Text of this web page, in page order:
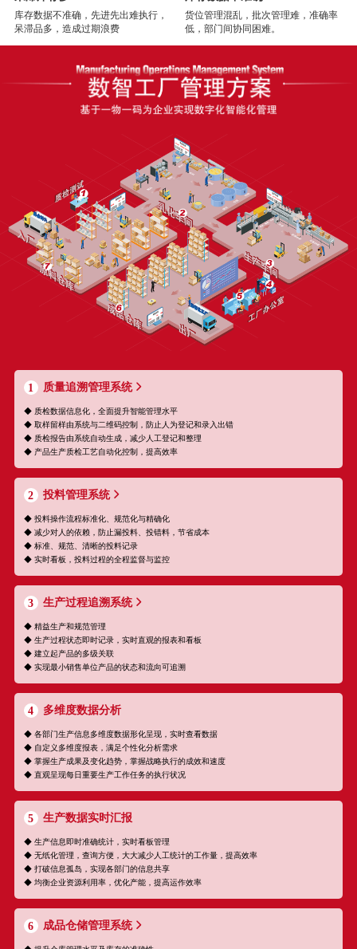
库存数据不准确，先进先出难执行，
呆滞品多，造成过期浪费
货位管理混乱，批次管理难，准确率
低，部门间协同困难。
1 质量追溯管理系统
◆ 质检数据信息化，全面提升智能管理水平
◆ 取样留样由系统与二维码控制，防止人为登记和录入出错
◆ 质检报告由系统自动生成，减少人工登记和整理
◆ 产品生产质检工艺自动化控制，提高效率
2 投料管理系统
◆ 投料操作流程标准化、规范化与精确化
◆ 减少对人的依赖，防止漏投料、投错料，节省成本
◆ 标准、规范、清晰的投料记录
◆ 实时看板，投料过程的全程监督与监控
3 生产过程追溯系统
◆ 精益生产和规范管理
◆ 生产过程状态即时记录，实时直观的报表和看板
◆ 建立起产品的多级关联
◆ 实现最小销售单位产品的状态和流向可追溯
4 多维度数据分析
◆ 各部门生产信息多维度数据形化呈现，实时查看数据
◆ 自定义多维度报表，满足个性化分析需求
◆ 掌握生产成果及变化趋势，掌握战略执行的成效和速度
◆ 直观呈现每日重要生产工作任务的执行状况
5 生产数据实时汇报
◆ 生产信息即时准确统计，实时看板管理
◆ 无纸化管理，查询方便，大大减少人工统计的工作量，提高效率
◆ 打破信息孤岛，实现各部门的信息共享
◆ 均衡企业资源利用率，优化产能，提高运作效率
6 成品仓储管理系统